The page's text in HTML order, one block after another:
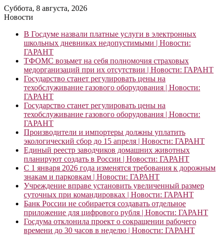
Суббота, 8 августа, 2026
Новости
В Госдуме назвали платные услуги в электронных
школьных дневниках недопустимыми | Новости:
ГАРАНТ
ТФОМС возьмет на себя полномочия страховых
медорганизаций при их отсутствии | Новости: ГАРАНТ
Государство станет регулировать цены на
техобслуживание газового оборудования | Новости:
ГАРАНТ
Государство станет регулировать цены на
техобслуживание газового оборудования | Новости:
ГАРАНТ
Производители и импортеры должны уплатить
экологический сбор до 15 апреля | Новости: ГАРАНТ
Единый реестр заводчиков домашних животных
планируют создать в России | Новости: ГАРАНТ
С 1 января 2026 года изменятся требования к дорожным
знакам и парковкам | Новости: ГАРАНТ
Учреждение вправе установить увеличенный размер
суточных при командировках | Новости: ГАРАНТ
Банк России не собирается создавать отдельное
приложение для цифрового рубля | Новости: ГАРАНТ
Госдума отклонила проект о сокращении рабочего
времени до 30 часов в неделю | Новости: ГАРАНТ